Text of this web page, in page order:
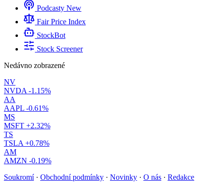
Podcasty New
Fair Price Index
StockBot
Stock Screener
Nedávno zobrazené
NV
NVDA -1.15%
AA
AAPL -0.61%
MS
MSFT +2.32%
TS
TSLA +0.78%
AM
AMZN -0.19%
Soukromí · Obchodní podmínky · Novinky · O nás · Redakce